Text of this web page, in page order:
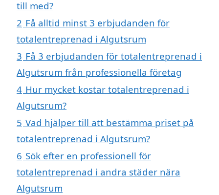
till med?
2 Få alltid minst 3 erbjudanden för
totalentreprenad i Algutsrum
3 Få 3 erbjudanden för totalentreprenad i
Algutsrum från professionella företag
4 Hur mycket kostar totalentreprenad i
Algutsrum?
5 Vad hjälper till att bestämma priset på
totalentreprenad i Algutsrum?
6 Sök efter en professionell för
totalentreprenad i andra städer nära
Algutsrum